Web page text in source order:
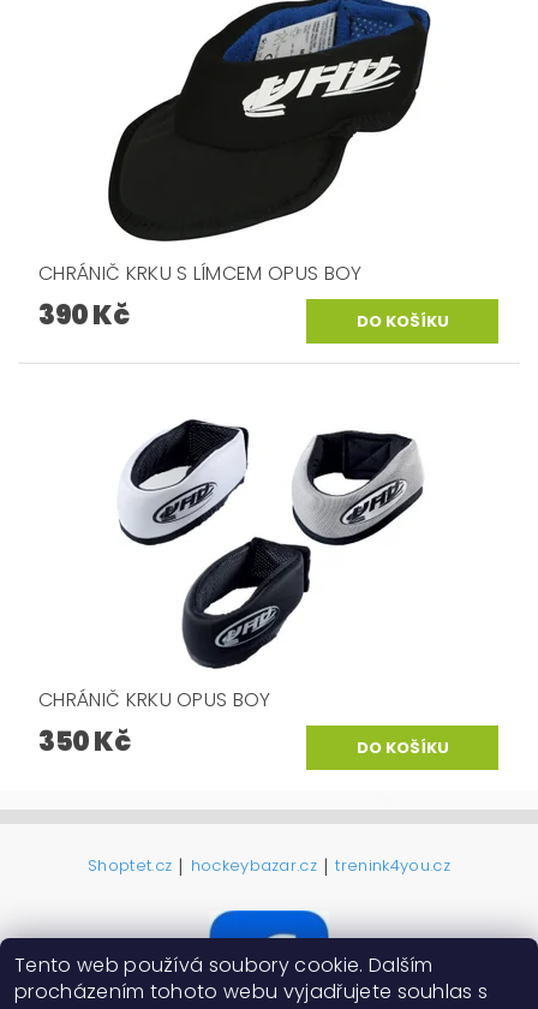
CHRÁNIČ KRKU S LÍMCEM OPUS BOY
390 Kč
CHRÁNIČ KRKU OPUS BOY
350 Kč
Shoptet.cz | hockeybazar.cz | trenink4you.cz
Tento web používá soubory cookie. Dalším
procházením tohoto webu vyjadřujete souhlas s